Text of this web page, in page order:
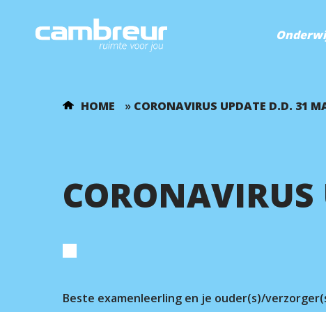
HOME » CORONAVIRUS UPDATE D.D. 31
Beste examenleerling en je ouder(s)/